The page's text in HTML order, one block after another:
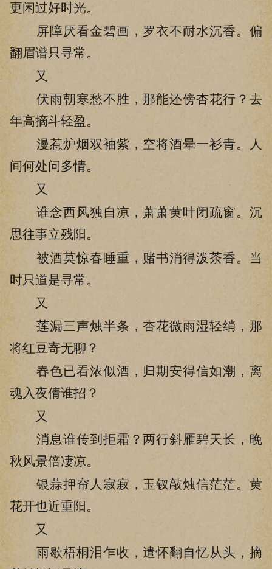
更闲过好时光。
屏障厌看金碧画，罗衣不耐水沉香。偏
翻眉谱只寻常。
又
伏雨朝寒愁不胜，那能还傍杏花行？去
年高摘斗轻盈。
漫惹炉烟双袖紫，空将酒晕一衫青。人
间何处问多情。
又
谁念西风独自凉，萧萧黄叶闭疏窗。沉
思往事立残阳。
被酒莫惊春睡重，赌书消得泼茶香。当
时只道是寻常。
又
莲漏三声烛半条，杏花微雨湿轻绡，那
将红豆寄无聊？
春色已看浓似酒，归期安得信如潮，离
魂入夜倩谁招？
又
消息谁传到拒霜？两行斜雁碧天长，晚
秋风景倍凄凉。
银蒜押帘人寂寂，玉钗敲烛信茫茫。黄
花开也近重阳。
又
雨歇梧桐泪乍收，遣怀翻自忆从头，摘